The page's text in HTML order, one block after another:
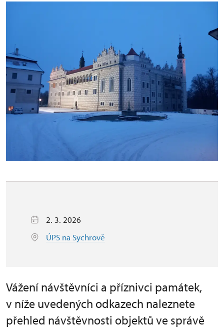
2. 3. 2026
ÚPS na Sychrově
Vážení návštěvníci a příznivci památek,
v níže uvedených odkazech naleznete
přehled návštěvnosti objektů ve správě